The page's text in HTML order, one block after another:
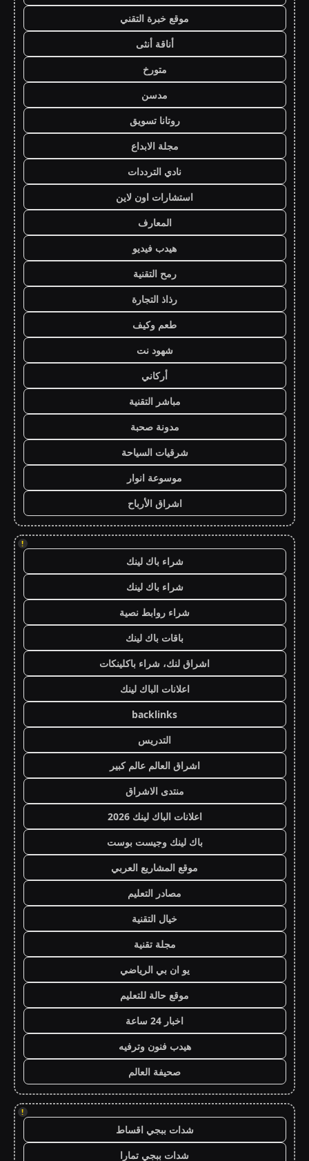
موقع خبرة التقني
أناقة أنثى
متورخ
مدسن
روتانا تسويق
مجلة الابداع
نادي الترددات
استشارات اون لاين
المعارف
هيدب فيديو
رمح التقنية
رذاذ التجارة
طعم وكيف
شهود نت
أركاني
مباشر التقنية
مدونة صحبة
شرقيات السياحة
موسوعة انوار
اشراق الأرباح
!
شراء باك لينك
شراء باك لينك
شراء روابط نصية
باقات باك لينك
اشراق لنك، شراء باكلينكات
اعلانات الباك لينك
backlinks
التدريس
اشراق العالم عالم كبير
منتدى الاشراق
اعلانات الباك لينك 2026
باك لينك وجيست بوست
موقع المشاريع العربي
مصادر التعليم
خيال التقنية
مجلة تقنية
يو ان بي الرياضي
موقع حالة للتعليم
اخبار 24 ساعة
هيدب فنون وترفيه
صحيفة العالم
!
شدات ببجي اقساط
شدات ببجي تمارا